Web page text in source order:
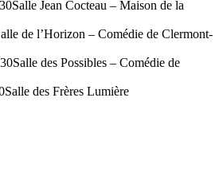
Salle Jean Cocteau – Maison de la
de l’Horizon – Comédie de Clermont-
Salle des Possibles – Comédie de
Salle des Frères Lumière